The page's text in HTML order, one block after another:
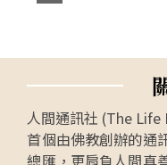
人間通訊社 (The
首個由佛教創辦的通
總匯，更肩負人間真